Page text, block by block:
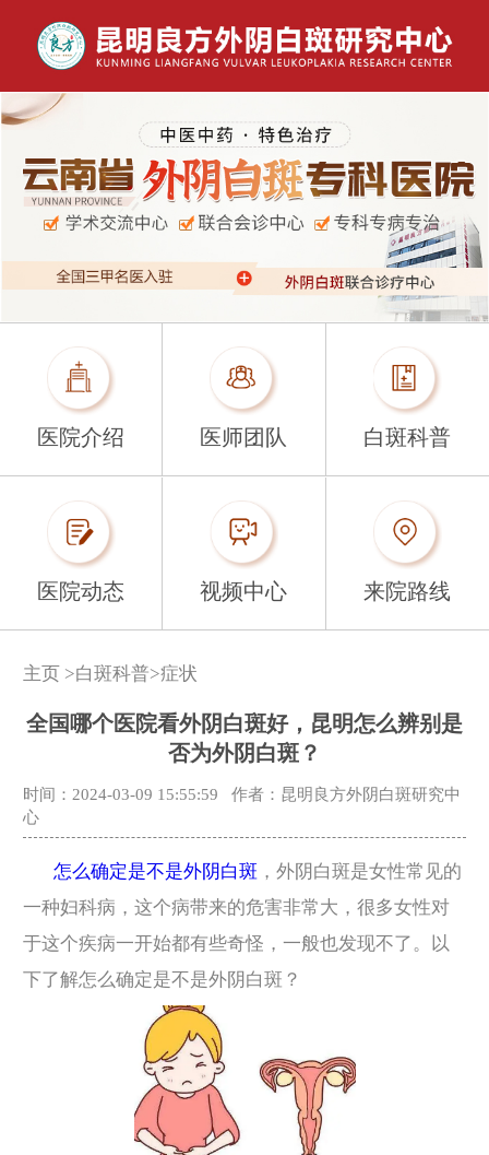
医院介绍 医师团队 白斑科普
医院动态 视频中心 来院路线
主页 >白斑科普>症状
全国哪个医院看外阴白斑好，昆明怎么辨别是
否为外阴白斑？
时间：2024-03-09 15:55:59
作者：昆明良方外阴白斑研究中
心
怎么确定是不是外阴白斑 ，外阴白斑是女性常见的
一种妇科病，这个病带来的危害非常大，很多女性对
于这个疾病一开始都有些奇怪，一般也发现不了。以
下了解怎么确定是不是外阴白斑？